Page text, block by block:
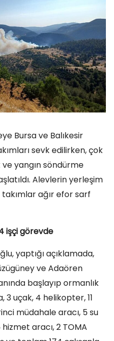
Bursa ve Balıkesir
sevk edilirken, çok
ve yangın söndürme
Alevlerin yerleşim
ağır efor sarf
işçi görevde
yaptığı açıklamada,
ve Adaören
başlayıp ormanlık
3 uçak, 4 helikopter, 11
müdahale aracı, 5 su
aracı, 2 TOMA